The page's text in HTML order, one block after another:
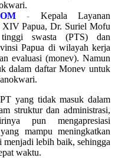
- Kepala Layanan
XIV Papua, Dr. Suriel Mofu
tinggi swasta (PTS) dan
Papua di wilayah kerja
evaluasi (monev). Namun
dalam daftar Monev untuk
yang tidak masuk dalam
struktur dan administrasi,
pun mengapresiasi
mampu meningkatkan
lebih baik, sehingga
waktu.